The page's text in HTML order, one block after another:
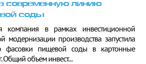
современную линию
соды
компания в рамках инвестиционной
модернизации производства запустила
фасовки пищевой соды в картонные
Общий объем инвест...